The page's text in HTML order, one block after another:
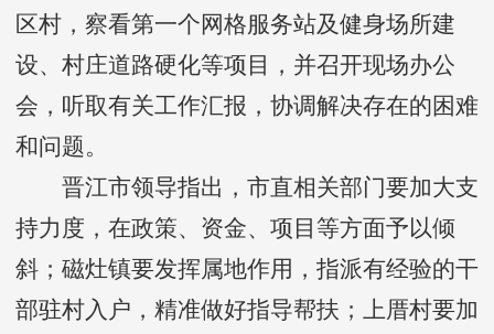
区村，察看第一个网格服务站及健身场所建
设、村庄道路硬化等项目，并召开现场办公
会，听取有关工作汇报，协调解决存在的困难
和问题。
晋江市领导指出，市直相关部门要加大支
持力度，在政策、资金、项目等方面予以倾
斜；磁灶镇要发挥属地作用，指派有经验的干
部驻村入户，精准做好指导帮扶；上厝村要加